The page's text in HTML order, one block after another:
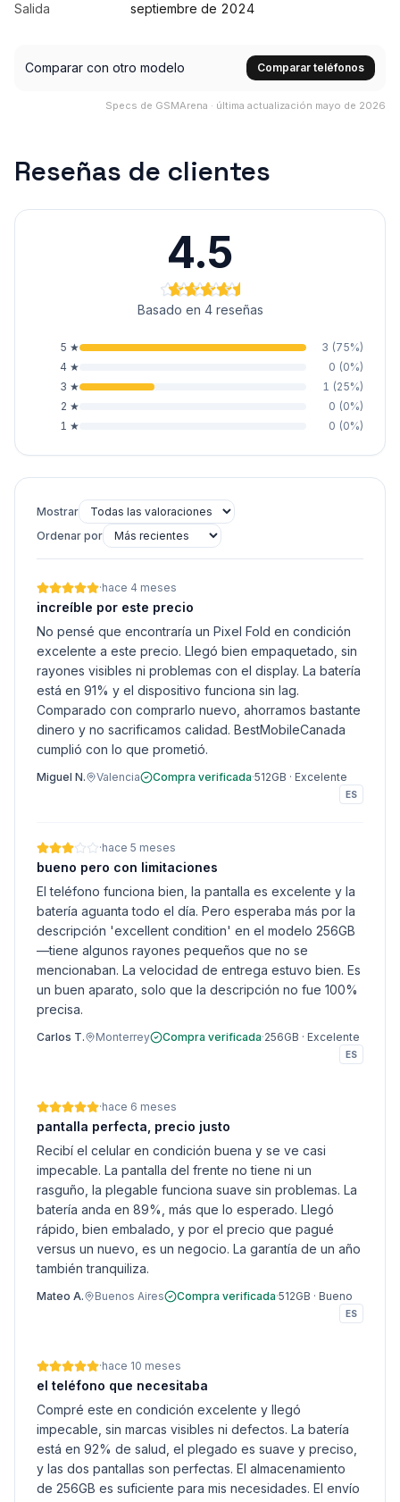
Salida
septiembre de 2024
Comparar con otro modelo Comparar teléfonos
Specs de GSMArena · última actualización mayo de 2026
Reseñas de clientes
4.5
Basado en 4 reseñas
5 ★ 3 (75%)
4 ★ 0 (0%)
3 ★ 1 (25%)
2 ★ 0 (0%)
1 ★ 0 (0%)
Mostrar
Ordenar por
·hace 4 meses
increíble por este precio
No pensé que encontraría un Pixel Fold en condición
excelente a este precio. Llegó bien empaquetado, sin
rayones visibles ni problemas con el display. La batería
está en 91% y el dispositivo funciona sin lag.
Comparado con comprarlo nuevo, ahorramos bastante
dinero y no sacrificamos calidad. BestMobileCanada
cumplió con lo que prometió.
Miguel N. Valencia Compra verificada·512GB · Excelente
ES
·hace 5 meses
bueno pero con limitaciones
El teléfono funciona bien, la pantalla es excelente y la
batería aguanta todo el día. Pero esperaba más por la
descripción 'excellent condition' en el modelo 256GB
—tiene algunos rayones pequeños que no se
mencionaban. La velocidad de entrega estuvo bien. Es
un buen aparato, solo que la descripción no fue 100%
precisa.
Carlos T. Monterrey Compra verificada·256GB · Excelente
ES
·hace 6 meses
pantalla perfecta, precio justo
Recibí el celular en condición buena y se ve casi
impecable. La pantalla del frente no tiene ni un
rasguño, la plegable funciona suave sin problemas. La
batería anda en 89%, más que lo esperado. Llegó
rápido, bien embalado, y por el precio que pagué
versus un nuevo, es un negocio. La garantía de un año
también tranquiliza.
Mateo A. Buenos Aires Compra verificada·512GB · Bueno
ES
·hace 10 meses
el teléfono que necesitaba
Compré este en condición excelente y llegó
impecable, sin marcas visibles ni defectos. La batería
está en 92% de salud, el plegado es suave y preciso,
y las dos pantallas son perfectas. El almacenamiento
de 256GB es suficiente para mis necesidades. El envío